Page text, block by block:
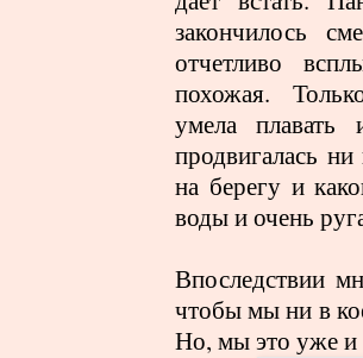
закончилось
отчетливо
похожая.
умела плавать
продвигалась
на берегу и
воды и очень
Впоследствии
чтобы мы ни в
Но, мы это уже и